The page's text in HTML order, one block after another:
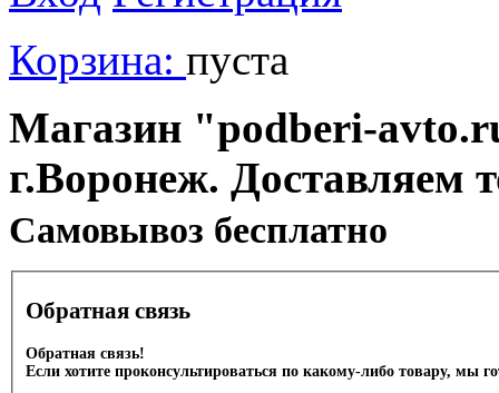
Корзина: пуста
Магазин "podberi-
г.Воронеж. Доставляем
Cамовывоз бесплатно
Обратная связь
Обратная связь!
Если хотите проконсультироваться по какому-либо товару, мы